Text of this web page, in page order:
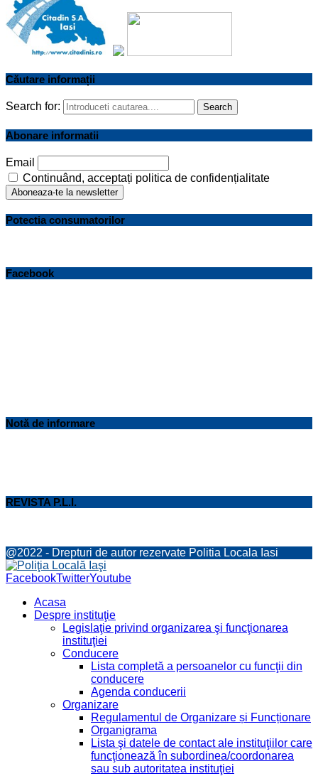
Căutare informații
Search for: Search
Abonare informatii
Email
Continuând, acceptați politica de confidențialitate
Potectia consumatorilor
Facebook
Notă de informare
REVISTA P.L.I.
@2022 - Drepturi de autor rezervate Politia Locala Iasi
FacebookTwitterYoutube
Acasa
Despre instituţie
Legislaţie privind organizarea şi funcţionarea
instituţiei
Conducere
Lista completă a persoanelor cu funcţii din
conducere
Agenda conducerii
Organizare
Regulamentul de Organizare și Funcționare
Organigrama
Lista şi datele de contact ale instituţiilor care
funcţionează în subordinea/coordonarea
sau sub autoritatea instituţiei